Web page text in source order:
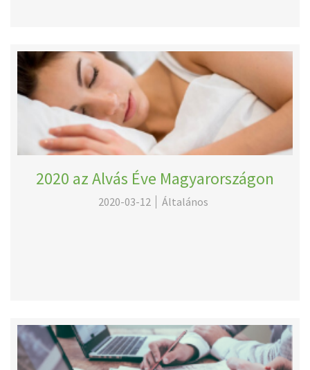
2020 az Alvás Éve Magyarországon
2020-03-12 Általános